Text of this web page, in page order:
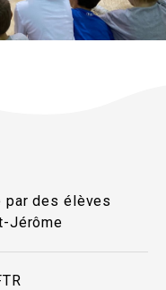
par des élèves
Jérôme